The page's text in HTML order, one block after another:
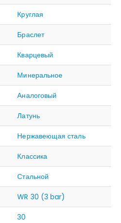
Круглая
Браслет
Кварцевый
Минеральное
Аналоговый
Латунь
Нержавеющая сталь
Классика
Стальной
WR 30 (3 bar)
30